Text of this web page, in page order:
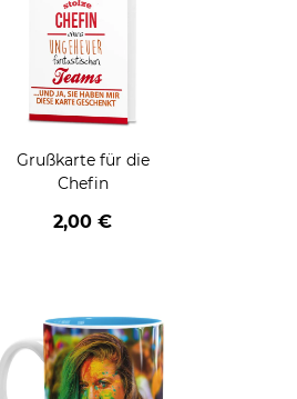
Grußkarte für die
Chefin
2,00 €